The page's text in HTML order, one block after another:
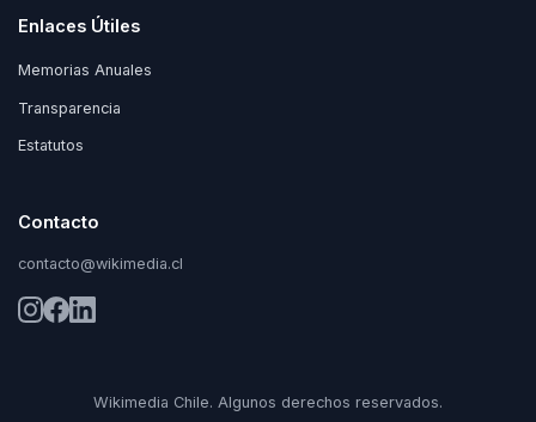
Enlaces Útiles
Memorias Anuales
Transparencia
Estatutos
Contacto
contacto@wikimedia.cl
Wikimedia Chile. Algunos derechos reservados.